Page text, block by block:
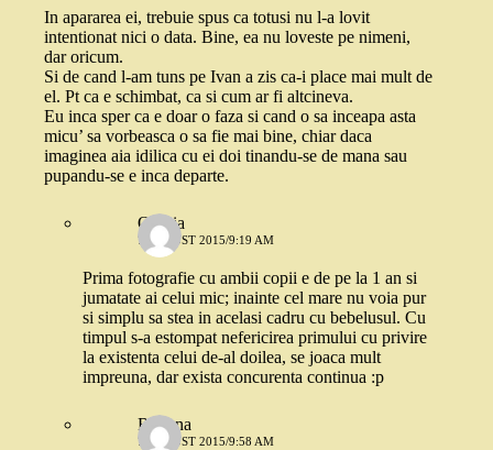
In apararea ei, trebuie spus ca totusi nu l-a lovit
intentionat nici o data. Bine, ea nu loveste pe nimeni,
dar oricum.
Si de cand l-am tuns pe Ivan a zis ca-i place mai mult de
el. Pt ca e schimbat, ca si cum ar fi altcineva.
Eu inca sper ca e doar o faza si cand o sa inceapa asta
micu’ sa vorbeasca o sa fie mai bine, chiar daca
imaginea aia idilica cu ei doi tinandu-se de mana sau
pupandu-se e inca departe.
Omnia
7 AUGUST 2015/9:19 AM
Prima fotografie cu ambii copii e de pe la 1 an si
jumatate ai celui mic; inainte cel mare nu voia pur
si simplu sa stea in acelasi cadru cu bebelusul. Cu
timpul s-a estompat nefericirea primului cu privire
la existenta celui de-al doilea, se joaca mult
impreuna, dar exista concurenta continua :p
Roxana
7 AUGUST 2015/9:58 AM